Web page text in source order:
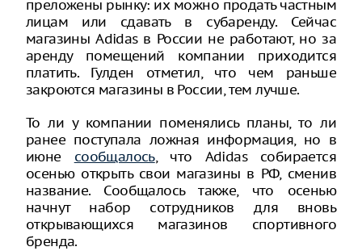
преложены рынку: их можно продать частным
лицам или сдавать в субаренду. Сейчас
магазины Adidas в России не работают, но за
аренду помещений компании приходится
платить. Гулден отметил, что чем раньше
закроются магазины в России, тем лучше.
То ли у компании поменялись планы, то ли
ранее поступала ложная информация, но в
июне сообщалось, что Adidas собирается
осенью открыть свои магазины в РФ, сменив
название. Сообщалось также, что осенью
начнут набор сотрудников для вновь
открывающихся магазинов спортивного
бренда.